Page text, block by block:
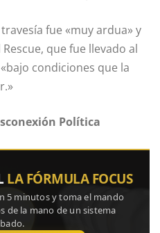
fue «muy ardua» y
que fue llevado al
condiciones que la
Política
LA FÓRMULA FOCUS
5 minutos y toma el mando
de la mano de un sistema